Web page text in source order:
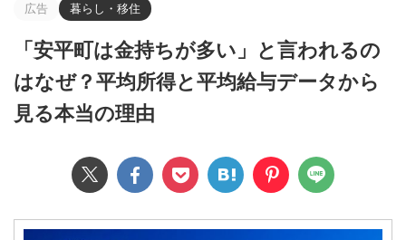
広告 暮らし・移住
「安平町は金持ちが多い」と言われるの
はなぜ？平均所得と平均給与データから
見る本当の理由